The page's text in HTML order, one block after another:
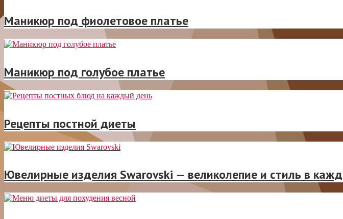
Маникюр под фиолетовое платье
Маникюр под голубое платье
Рецепты постной диеты
Ювелирные изделия Swarovski — великолепие и стиль в